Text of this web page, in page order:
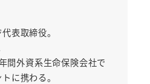
表取締役。
間外資系生命保険会社で
に携わる。